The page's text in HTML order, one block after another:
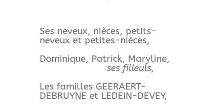
Ses neveux, nièces, petits-
neveux et petites-nièces,
Dominique, Patrick, Maryline,
ses filleuls,
Les familles GEERAERT-
DEBRUYNE et LEDEIN-DEVEY,